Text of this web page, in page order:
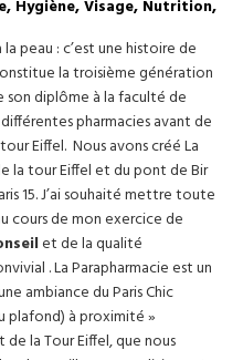
Hygiène, Visage, Nutrition,
peau : c’est une histoire de
la troisième génération
diplôme à la faculté de
pharmacies avant de
Eiffel. Nous avons créé La
la tourEiffelet du pont de Bir
15. J’ai souhaité mettre toute
cours de mon exercice de
et de la qualité
. La Parapharmacie est un
ambiance du Paris Chic
plafond) à proximité »
la Tour Eiffel, que nous